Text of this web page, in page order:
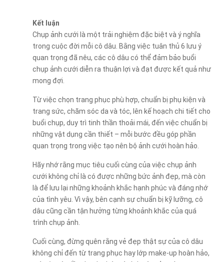
Kết luận
Chụp ảnh cưới là một trải nghiệm đặc biệt và ý nghĩa
trong cuộc đời mỗi cô dâu. Bằng việc tuân thủ 6 lưu ý
quan trọng đã nêu, các cô dâu có thể đảm bảo buổi
chụp ảnh cưới diễn ra thuận lợi và đạt được kết quả như
mong đợi.
Từ việc chọn trang phục phù hợp, chuẩn bị phụ kiện và
trang sức, chăm sóc da và tóc, lên kế hoạch chi tiết cho
buổi chụp, duy trì tinh thần thoải mái, đến việc chuẩn bị
những vật dụng cần thiết – mỗi bước đều góp phần
quan trọng trong việc tạo nên bộ ảnh cưới hoàn hảo.
Hãy nhớ rằng mục tiêu cuối cùng của việc chụp ảnh
cưới không chỉ là có được những bức ảnh đẹp, mà còn
là để lưu lại những khoảnh khắc hạnh phúc và đáng nhớ
của tình yêu. Vì vậy, bên cạnh sự chuẩn bị kỹ lưỡng, cô
dâu cũng cần tận hưởng từng khoảnh khắc của quá
trình chụp ảnh.
Cuối cùng, đừng quên rằng vẻ đẹp thật sự của cô dâu
không chỉ đến từ trang phục hay lớp make-up hoàn hảo,